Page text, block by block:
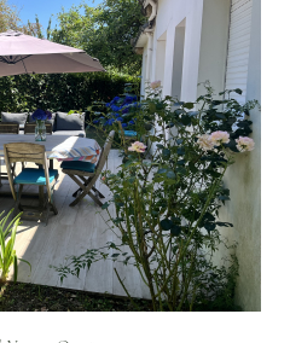
LE BIEN